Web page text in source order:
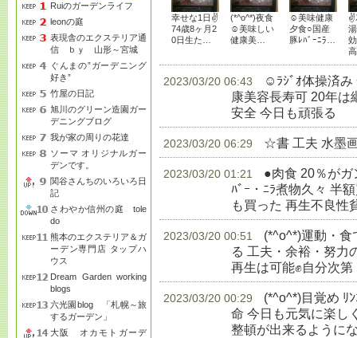
Ruiのガーデンライフ
leonの庭
表現舎のエクステリア通
信 ｂｙ 山形～宮城
ぐんまの”ガーデニング
好き”
竹屋の日記
旭川のグリーン造園ガー
デニングブログ
我が家の周りの花達
ソーマ オリジナルガー
デンです。
関谷さんちのいろいろ日
記
さわやか信州の庭 tole
do
熊本のエクステリア＆ガ
ーデン専門店 タップハ
ウス
Dream Garden working
blogs
六光園blog 「札幌～旅
するガーデン」
大阪 オカモトガーデ
幸せな1日✌
74歳8ヶ月2
0日生た…
(*^o^*)夜食
☺美味しい
健康美…
☺美味健康
夕食○国産
豚ﾚﾊﾞｰﾆﾗ…
✌
2023/03/20 06:43
☺ﾗｼﾞｵ体操済み
康美容長寿可 20年は
安全 今日も頑張る
2023/03/20 06:29 ☆書 工夫 水墨
2023/03/20 01:21
●肉食 20％がガ
ﾊﾞｰ・ﾆﾗ煮物久々 半
も買った 再生不良性
2023/03/20 00:51
(*^o^*)運動・
る 工夫・余裕・努力
再生は可能✊自分次第
2023/03/20 00:29
(*^o^*)目覚め ﾘ
命 今日も元気に楽し
整頓が出来るように